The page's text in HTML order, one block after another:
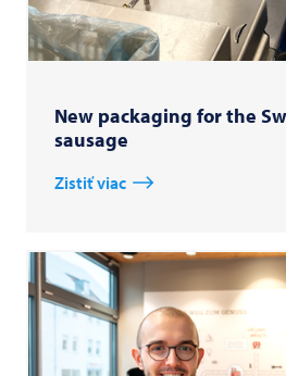
New packaging for the
sausage
Zistiť viac